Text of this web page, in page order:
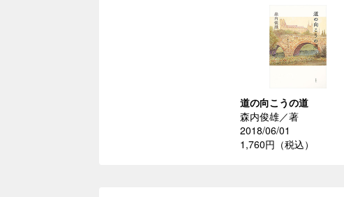
道の向こうの道
森内俊雄／著
2018/06/01
1,760円（税込）